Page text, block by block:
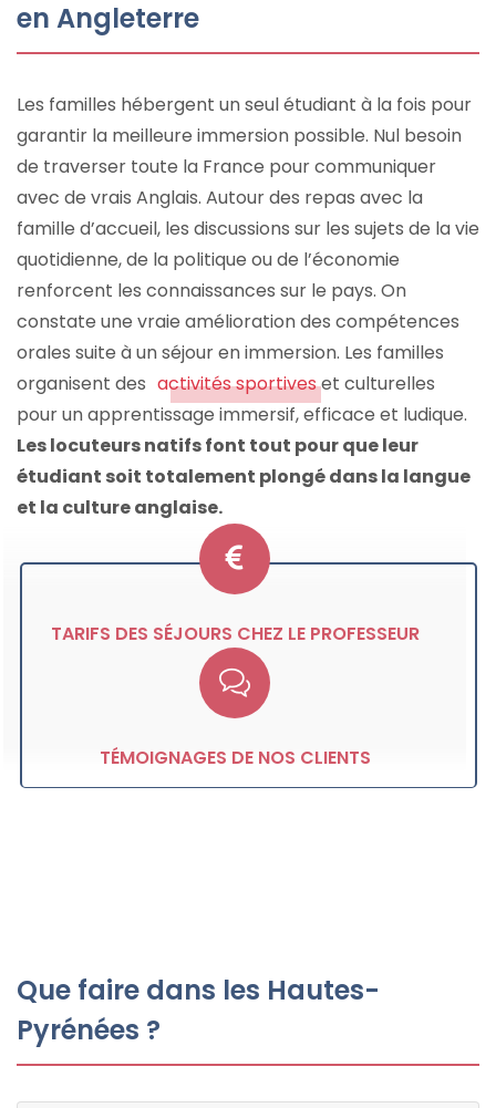
en Angleterre
Les familles hébergent un seul étudiant à la fois pour
garantir la meilleure immersion possible. Nul besoin
de traverser toute la France pour communiquer
avec de vrais Anglais. Autour des repas avec la
famille d’accueil, les discussions sur les sujets de la vie
quotidienne, de la politique ou de l’économie
renforcent les connaissances sur le pays. On
constate une vraie amélioration des compétences
orales suite à un séjour en immersion. Les familles
organisent des activités sportiveset culturelles
pour un apprentissage immersif, efficace et ludique.
Les locuteurs natifs font tout pour que leur
étudiant soit totalement plongé dans la langue
et la culture anglaise.
TARIFS DES SÉJOURS CHEZ LE PROFESSEUR
TÉMOIGNAGES DE NOS CLIENTS
Que faire dans les Hautes-
Pyrénées ?